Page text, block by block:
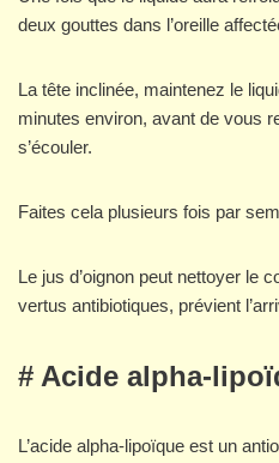
deux gouttes dans l’oreille
La tête inclinée, maintenez le
minutes environ, avant de vous
s’écouler.
Faites cela plusieurs fois par
Le jus d’oignon peut nettoyer le
vertus antibiotiques, prévient
# Acide alpha-
L’acide alpha-lipoïque est un